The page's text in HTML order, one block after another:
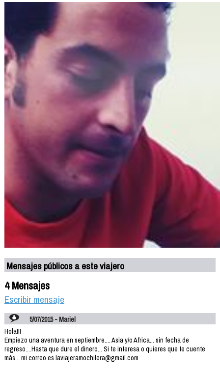
Mensajes públicos a este viajero
4 Mensajes
Escribir mensaje
5/07/2015 - Mariel
Hola!!!
Empiezo una aventura en septiembre.... Asia y/o Africa... sin fecha de
regreso....Hasta que dure el dinero... Si te interesa o quieres que te cuente
más... mi correo es laviajeramochilera@gmail.com